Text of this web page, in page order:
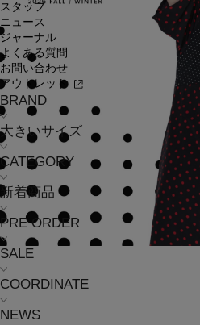
スタッフ
ニュース
ジャーナル
よくある質問
お問い合わせ
アウトレット
BRAND
大きいサイズ
CATEGORY
新着商品
PRE ORDER
SALE
COORDINATE
NEWS